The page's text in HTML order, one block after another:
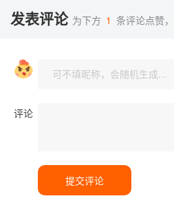
发表评论 为下方 1 条评论点赞，
评论
提交评论